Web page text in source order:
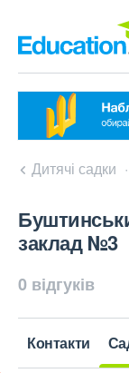
Дитячі садки
заклад №3
0 відгуків
Контакти